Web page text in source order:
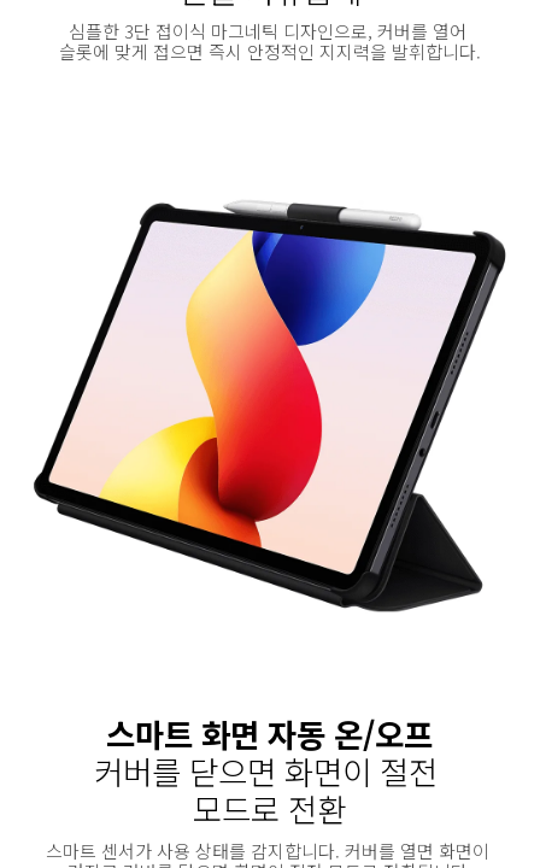
심플한 3단 접이식 마그네틱 디자인으로, 커버를 열어
슬롯에 맞게 접으면 즉시 안정적인 지지력을 발휘합니다.
스마트 화면 자동 온/오프
커버를 닫으면 화면이 절전
모드로 전환
스마트 센서가 사용 상태를 감지합니다. 커버를 열면 화면이